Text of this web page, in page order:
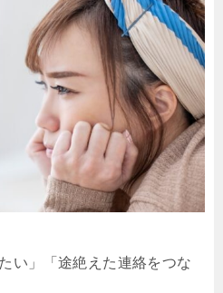
い」「途絶えた連絡をつな